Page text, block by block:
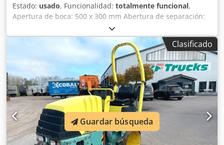
Estado: usado, Funcionalidad: totalmente funcional,
Apertura de boca: 500 x 300 mm Abertura de separación:
30 - 80 mm Dkjdpfxsy Tyaqj Am Ter Peso: 6.100 kg
Requisito de potencia: 22 kW La máquina ha sido
completamente reacondicionada en el taller, equipada con
nuevas mandíbulas de trituración y nuevas cuñas
Clasificado
Guardar búsqueda